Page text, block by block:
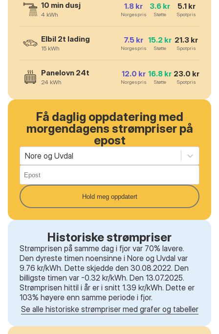
10 min dusj
4 kWh
1.8 kr
Norgespris
3.6 kr
Støtte
5.1kr
Spotpris
Elbil 2t lading
15 kWh
7.5 kr
Norgespris
15.2 kr
Støtte
21.3 kr
Spotpris
Panelovn 24t
24 kWh
12.0 kr
Norgespris
16.8 kr
Støtte
23.0 kr
Spotpris
Få daglig oppdatering med
morgendagens strømpriser på
epost
Nore og Uvdal
Hold meg oppdatert
Historiske strømpriser
Strømprisen på samme dag i fjor var 70% lavere.
Den dyreste timen noensinne i Nore og Uvdal var
9.76 kr/kWh. Dette skjedde den 30.08.2022. Den
billigste timen var -0.32 kr/kWh. Den 13.07.2025.
Strømprisen hittil i år er i snitt 1.39 kr/kWh. Dette er
103% høyere enn samme periode i fjor.
Se alle historiske strømpriser med grafer og tabeller